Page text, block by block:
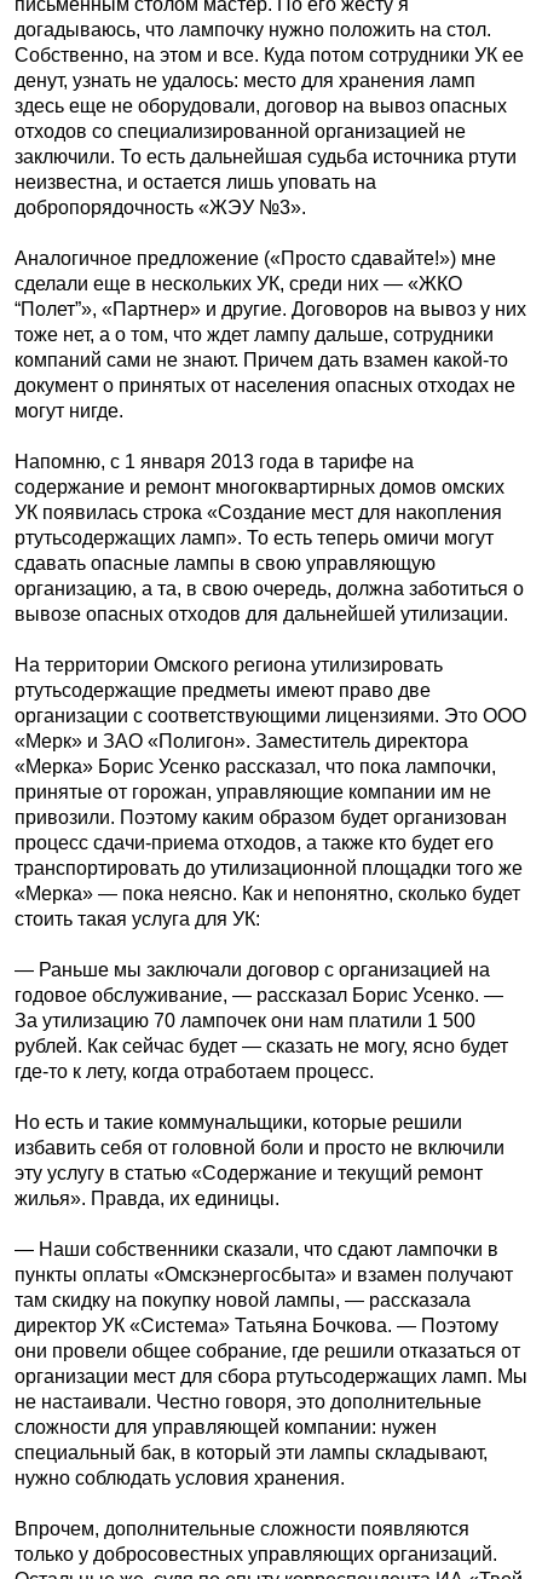
письменным столом мастер. По его жесту я
догадываюсь, что лампочку нужно положить на стол.
Собственно, на этом и все. Куда потом сотрудники УК ее
денут, узнать не удалось: место для хранения ламп
здесь еще не оборудовали, договор на вывоз опасных
отходов со специализированной организацией не
заключили. То есть дальнейшая судьба источника ртути
неизвестна, и остается лишь уповать на
добропорядочность «ЖЭУ №3».
Аналогичное предложение («Просто сдавайте!») мне
сделали еще в нескольких УК, среди них — «ЖКО
“Полет”», «Партнер» и другие. Договоров на вывоз у них
тоже нет, а о том, что ждет лампу дальше, сотрудники
компаний сами не знают. Причем дать взамен какой-то
документ о принятых от населения опасных отходах не
могут нигде.
Напомню, с 1 января 2013 года в тарифе на
содержание и ремонт многоквартирных домов омских
УК появилась строка «Создание мест для накопления
ртутьсодержащих ламп». То есть теперь омичи могут
сдавать опасные лампы в свою управляющую
организацию, а та, в свою очередь, должна заботиться о
вывозе опасных отходов для дальнейшей утилизации.
На территории Омского региона утилизировать
ртутьсодержащие предметы имеют право две
организации с соответствующими лицензиями. Это ООО
«Мерк» и ЗАО «Полигон». Заместитель директора
«Мерка» Борис Усенко рассказал, что пока лампочки,
принятые от горожан, управляющие компании им не
привозили. Поэтому каким образом будет организован
процесс сдачи-приема отходов, а также кто будет его
транспортировать до утилизационной площадки того же
«Мерка» — пока неясно. Как и непонятно, сколько будет
стоить такая услуга для УК:
— Раньше мы заключали договор с организацией на
годовое обслуживание, — рассказал Борис Усенко. —
За утилизацию 70 лампочек они нам платили 1 500
рублей. Как сейчас будет — сказать не могу, ясно будет
где-то к лету, когда отработаем процесс.
Но есть и такие коммунальщики, которые решили
избавить себя от головной боли и просто не включили
эту услугу в статью «Содержание и текущий ремонт
жилья». Правда, их единицы.
— Наши собственники сказали, что сдают лампочки в
пункты оплаты «Омскэнергосбыта» и взамен получают
там скидку на покупку новой лампы, — рассказала
директор УК «Система» Татьяна Бочкова. — Поэтому
они провели общее собрание, где решили отказаться от
организации мест для сбора ртутьсодержащих ламп. Мы
не настаивали. Честно говоря, это дополнительные
сложности для управляющей компании: нужен
специальный бак, в который эти лампы складывают,
нужно соблюдать условия хранения.
Впрочем, дополнительные сложности появляются
только у добросовестных управляющих организаций.